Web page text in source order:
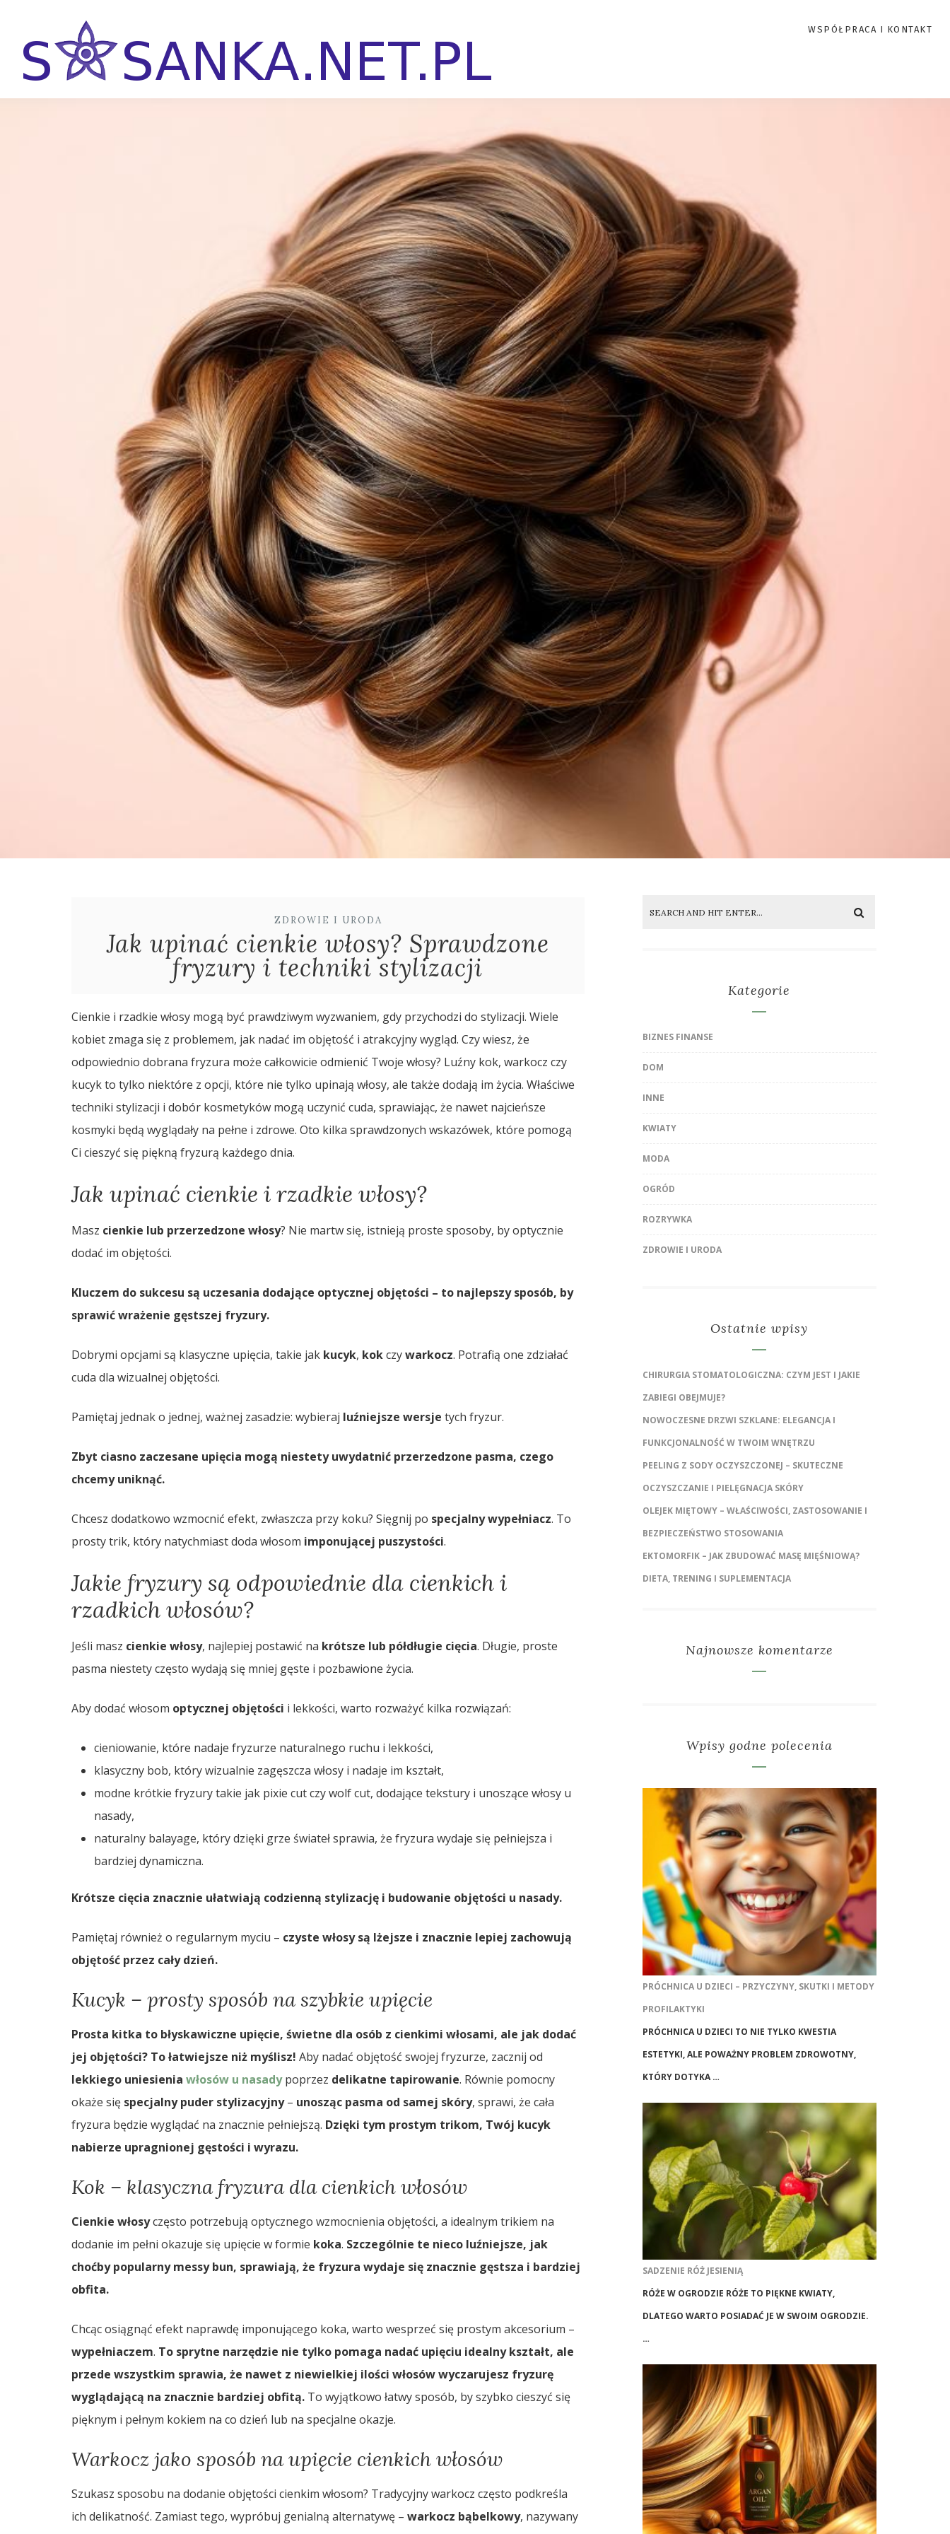
WSPÓŁPRACA I KONTAKT
ZDROWIE I URODA
Jak upinać cienkie włosy? Sprawdzone
fryzury i techniki stylizacji
Cienkie i rzadkie włosy mogą być prawdziwym wyzwaniem, gdy przychodzi do stylizacji. Wiele
kobiet zmaga się z problemem, jak nadać im objętość i atrakcyjny wygląd. Czy wiesz, że
odpowiednio dobrana fryzura może całkowicie odmienić Twoje włosy? Luźny kok, warkocz czy
kucyk to tylko niektóre z opcji, które nie tylko upinają włosy, ale także dodają im życia. Właściwe
techniki stylizacji i dobór kosmetyków mogą uczynić cuda, sprawiając, że nawet najcieńsze
kosmyki będą wyglądały na pełne i zdrowe. Oto kilka sprawdzonych wskazówek, które pomogą
Ci cieszyć się piękną fryzurą każdego dnia.
Jak upinać cienkie i rzadkie włosy?
Masz cienkie lub przerzedzone włosy? Nie martw się, istnieją proste sposoby, by optycznie
dodać im objętości.
Kluczem do sukcesu są uczesania dodające optycznej objętości – to najlepszy sposób, by
sprawić wrażenie gęstszej fryzury.
Dobrymi opcjami są klasyczne upięcia, takie jak kucyk, kokczywarkocz. Potrafią one zdziałać
cuda dla wizualnej objętości.
Pamiętaj jednak o jednej, ważnej zasadzie: wybieraj luźniejsze wersje tych fryzur.
Zbyt ciasno zaczesane upięcia mogą niestety uwydatnić przerzedzone pasma, czego
chcemy uniknąć.
Chcesz dodatkowo wzmocnić efekt, zwłaszcza przy koku? Sięgnij po specjalny wypełniacz. To
prosty trik, który natychmiast doda włosom imponującej puszystości.
Jakie fryzury są odpowiednie dla cienkich i
rzadkich włosów?
Jeśli masz cienkie włosy, najlepiej postawić na krótsze lub półdługie cięcia. Długie, proste
pasma niestety często wydają się mniej gęste i pozbawione życia.
Aby dodać włosom optycznej objętości i lekkości, warto rozważyć kilka rozwiązań:
cieniowanie, które nadaje fryzurze naturalnego ruchu i lekkości,
klasyczny bob, który wizualnie zagęszcza włosy i nadaje im kształt,
modne krótkie fryzury takie jak pixie cut czy wolf cut, dodające tekstury i unoszące włosy u
nasady,
naturalny balayage, który dzięki grze świateł sprawia, że fryzura wydaje się pełniejsza i
bardziej dynamiczna.
Krótsze cięcia znacznie ułatwiają codzienną stylizację i budowanie objętości u nasady.
Pamiętaj również o regularnym myciu – czyste włosy są lżejsze i znacznie lepiej zachowują
objętość przez cały dzień.
Kucyk – prosty sposób na szybkie upięcie
Prosta kitka to błyskawiczne upięcie, świetne dla osób z cienkimi włosami, ale jak dodać
jej objętości? To łatwiejsze niż myślisz! Aby nadać objętość swojej fryzurze, zacznij od
lekkiego uniesienia włosów u nasadypoprzez delikatne tapirowanie. Równie pomocny
okaże się specjalny puder stylizacyjny– unosząc pasma od samej skóry, sprawi, że cała
fryzura będzie wyglądać na znacznie pełniejszą. Dzięki tym prostym trikom, Twój kucyk
nabierze upragnionej gęstości i wyrazu.
Kok – klasyczna fryzura dla cienkich włosów
Cienkie włosyczęsto potrzebują optycznego wzmocnienia objętości, a idealnym trikiem na
dodanie im pełni okazuje się upięcie w formie koka. Szczególnie te nieco luźniejsze, jak
choćby popularny messy bun, sprawiają, że fryzura wydaje się znacznie gęstsza i bardziej
obfita.
Chcąc osiągnąć efekt naprawdę imponującego koka, warto wesprzeć się prostym akcesorium –
wypełniaczem. To sprytne narzędzie nie tylko pomaga nadać upięciu idealny kształt, ale
przede wszystkim sprawia, że nawet z niewielkiej ilości włosów wyczarujesz fryzurę
wyglądającą na znacznie bardziej obfitą.To wyjątkowo łatwy sposób, by szybko cieszyć się
pięknym i pełnym kokiem na co dzień lub na specjalne okazje.
Warkocz jako sposób na upięcie cienkich włosów
Szukasz sposobu na dodanie objętości cienkim włosom? Tradycyjny warkocz często podkreśla
ich delikatność. Zamiast tego, wypróbuj genialną alternatywę – warkocz bąbelkowy, nazywany
Kategorie
BIZNES FINANSE
DOM
INNE
KWIATY
MODA
OGRÓD
ROZRYWKA
ZDROWIE I URODA
Ostatnie wpisy
CHIRURGIA STOMATOLOGICZNA: CZYM JEST I JAKIE
ZABIEGI OBEJMUJE?
NOWOCZESNE DRZWI SZKLANE: ELEGANCJA I
FUNKCJONALNOŚĆ W TWOIM WNĘTRZU
PEELING Z SODY OCZYSZCZONEJ – SKUTECZNE
OCZYSZCZANIE I PIELĘGNACJA SKÓRY
OLEJEK MIĘTOWY – WŁAŚCIWOŚCI, ZASTOSOWANIE I
BEZPIECZEŃSTWO STOSOWANIA
EKTOMORFIK – JAK ZBUDOWAĆ MASĘ MIĘŚNIOWĄ?
DIETA, TRENING I SUPLEMENTACJA
Najnowsze komentarze
Wpisy godne polecenia
PRÓCHNICA U DZIECI – PRZYCZYNY, SKUTKI I METODY
PROFILAKTYKI
PRÓCHNICA U DZIECI TO NIE TYLKO KWESTIA
ESTETYKI, ALE POWAŻNY PROBLEM ZDROWOTNY,
KTÓRY DOTYKA …
SADZENIE RÓŻ JESIENIĄ
RÓŻE W OGRODZIE RÓŻE TO PIĘKNE KWIATY,
DLATEGO WARTO POSIADAĆ JE W SWOIM OGRODZIE.
…